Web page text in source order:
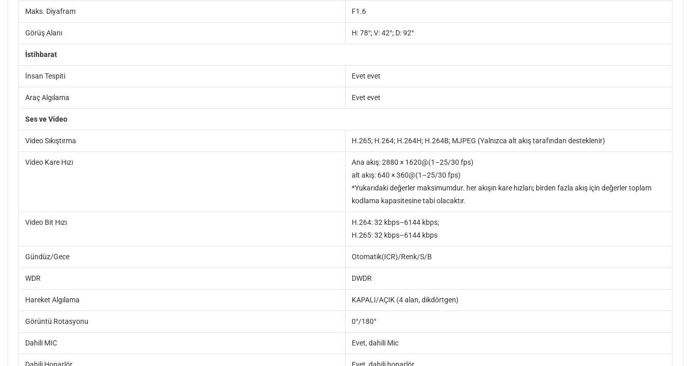
Maks. Diyafram F1.6
Görüş Alanı H: 78°; V: 42°; D: 92°
İstihbarat
İnsan Tespiti Evet evet
Araç Algılama Evet evet
Ses ve Video
Video Sıkıştırma H.265; H.264; H.264H; H.264B; MJPEG (Yalnızca alt akış tarafından desteklenir)
Video Kare Hızı
Ana akış: 2880 × 1620@(1–25/30 fps)
alt akış: 640 × 360@(1–25/30 fps)
*Yukarıdaki değerler maksimumdur. her akışın kare hızları; birden fazla akış için değerler toplam
kodlama kapasitesine tabi olacaktır.
Video Bit Hızı
H.264: 32 kbps–6144 kbps;
H.265: 32 kbps–6144 kbps
Gündüz/Gece Otomatik(ICR)/Renk/S/B
WDR DWDR
Hareket Algılama KAPALI/AÇIK (4 alan, dikdörtgen)
Görüntü Rotasyonu 0°/180°
Dahili MIC Evet, dahili Mic